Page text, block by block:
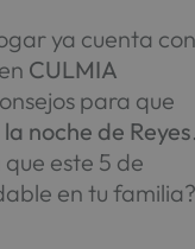
ya cuenta
CULMIA
para que
noche de Reyes
este 5 de
en tu